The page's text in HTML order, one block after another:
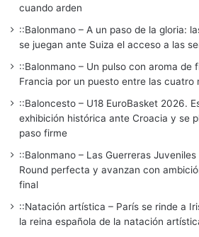
cuando arden
::Balonmano – A un paso de la gloria:
se juegan ante Suiza el acceso a las
::Balonmano – Un pulso con aroma de
Francia por un puesto entre las cuatro
::Baloncesto – U18 EuroBasket 2026.
exhibición histórica ante Croacia y se
paso firme
::Balonmano – Las Guerreras
Round perfecta y avanzan con
final
::Natación artística – París se rinde a
la reina española de la natación